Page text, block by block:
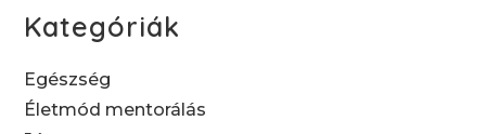
Kategóriák
Egészség
Életmód mentorálás